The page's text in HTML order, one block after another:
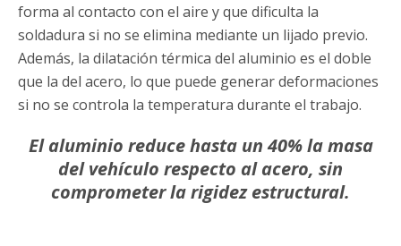
forma al contacto con el aire y que dificulta la
soldadura si no se elimina mediante un lijado previo.
Además, la dilatación térmica del aluminio es el doble
que la del acero, lo que puede generar deformaciones
si no se controla la temperatura durante el trabajo.
El aluminio reduce hasta un 40% la masa
del vehículo respecto al acero, sin
comprometer la rigidez estructural.